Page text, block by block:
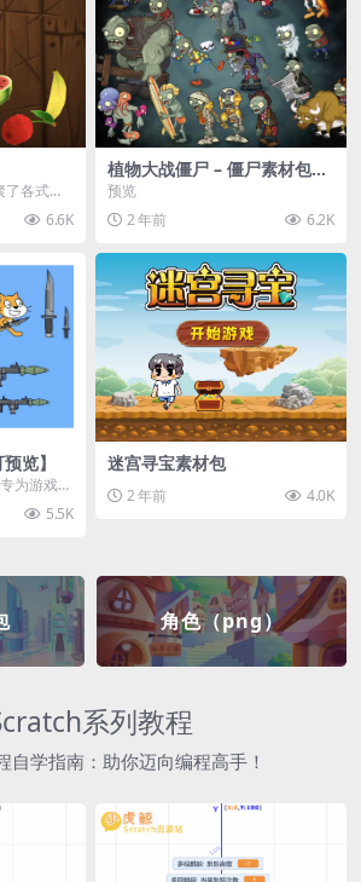
了各式鲜
耳的切
6.6K
植物大战僵尸 – 僵尸素材包
【可预览】
预览
2 年前
6.2K
览】
为游戏开
，包含
5.5K
迷宫寻宝素材包
2 年前 4.0K
角色（png）
系列教程
自学指南：助你迈向编程高手！